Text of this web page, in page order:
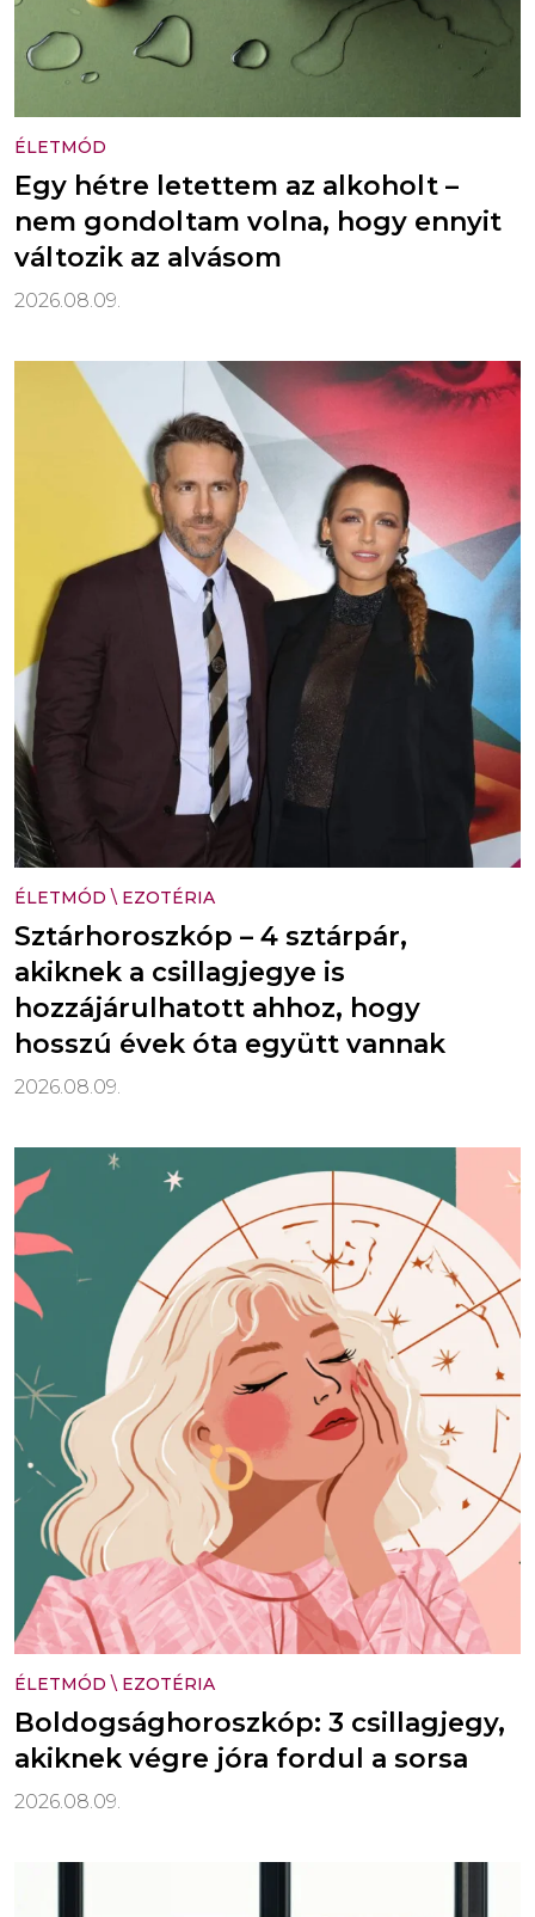
ÉLETMÓD
Egy hétre letettem az alkoholt –
nem gondoltam volna, hogy ennyit
változik az alvásom
2026.08.09.
ÉLETMÓD \ EZOTÉRIA
Sztárhoroszkóp – 4 sztárpár,
akiknek a csillagjegye is
hozzájárulhatott ahhoz, hogy
hosszú évek óta együtt vannak
2026.08.09.
ÉLETMÓD \ EZOTÉRIA
Boldogsághoroszkóp: 3 csillagjegy,
akiknek végre jóra fordul a sorsa
2026.08.09.